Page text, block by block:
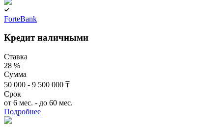
ForteBank
Кредит наличными
Ставка
28 %
Сумма
50 000 - 9 500 000 ₸
Срок
от 6 мес. - до 60 мес.
Подробнее